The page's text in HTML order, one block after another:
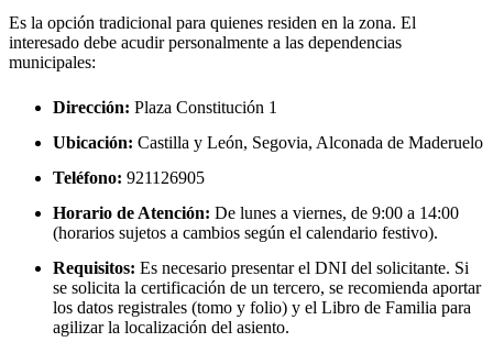
Es la opción tradicional para quienes residen en la zona. El
interesado debe acudir personalmente a las dependencias
municipales:
Dirección: Plaza Constitución 1
Ubicación: Castilla y León, Segovia, Alconada de Maderuelo
Teléfono: 921126905
Horario de Atención: De lunes a viernes, de 9:00 a 14:00
(horarios sujetos a cambios según el calendario festivo).
Requisitos: Es necesario presentar el DNI del solicitante. Si
se solicita la certificación de un tercero, se recomienda aportar
los datos registrales (tomo y folio) y el Libro de Familia para
agilizar la localización del asiento.